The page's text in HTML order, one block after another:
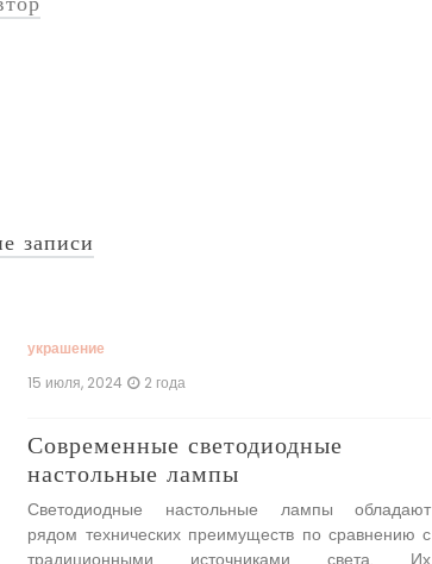
записи
украшение
15 июля, 2024 2 года
Современные светодиодные
настольные лампы
Светодиодные настольные лампы обладают
рядом технических преимуществ по сравнению с
традиционными источниками света. Их